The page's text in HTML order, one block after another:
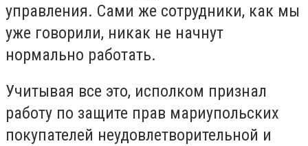
управления. Сами же сотрудники, как мы
уже говорили, никак не начнут
нормально работать.
Учитывая все это, исполком признал
работу по защите прав мариупольских
покупателей неудовлетворительной и